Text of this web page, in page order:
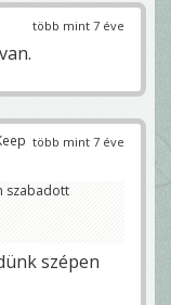
több mint 7 éve
több mint 7 éve
szabadott
szépen